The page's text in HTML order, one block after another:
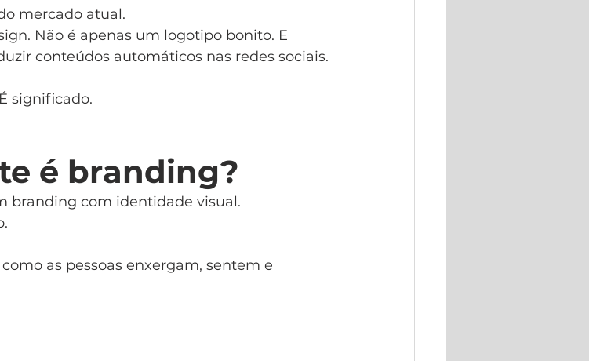
mercado atual.
Não é apenas um logotipo bonito. E
conteúdos automáticos nas redes sociais.
significado.
é branding?
branding com identidade visual.
as pessoas enxergam, sentem e